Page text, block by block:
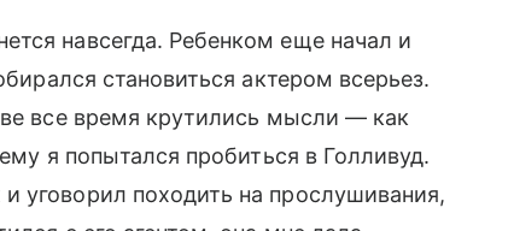
навсегда. Ребенком еще начал и
становиться актером всерьез.
все время крутились мысли — как
я попытался пробиться в Голливуд.
уговорил походить на прослушивания,